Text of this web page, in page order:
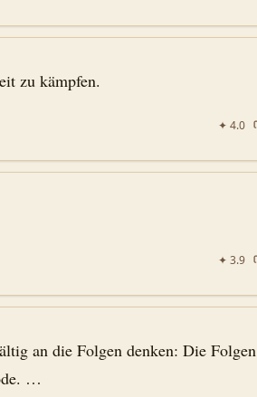
zu kämpfen.
✦ 4.0
✦ 3.9
an die Folgen denken: Die Folgen
…